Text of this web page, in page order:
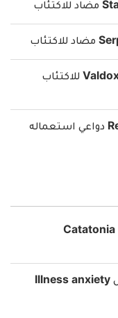
ريكزولتي Rexulti دواعي استعماله
وسواس المرض Illness anxiety